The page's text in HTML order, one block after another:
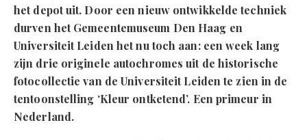
het depot uit. Door een nieuw ontwikkelde techniek
durven het Gemeentemuseum Den Haag en
Universiteit Leiden het nu toch aan: een week lang
zijn drie originele autochromes uit de historische
fotocollectie van de Universiteit Leiden te zien in de
tentoonstelling ‘Kleur ontketend’. Een primeur in
Nederland.